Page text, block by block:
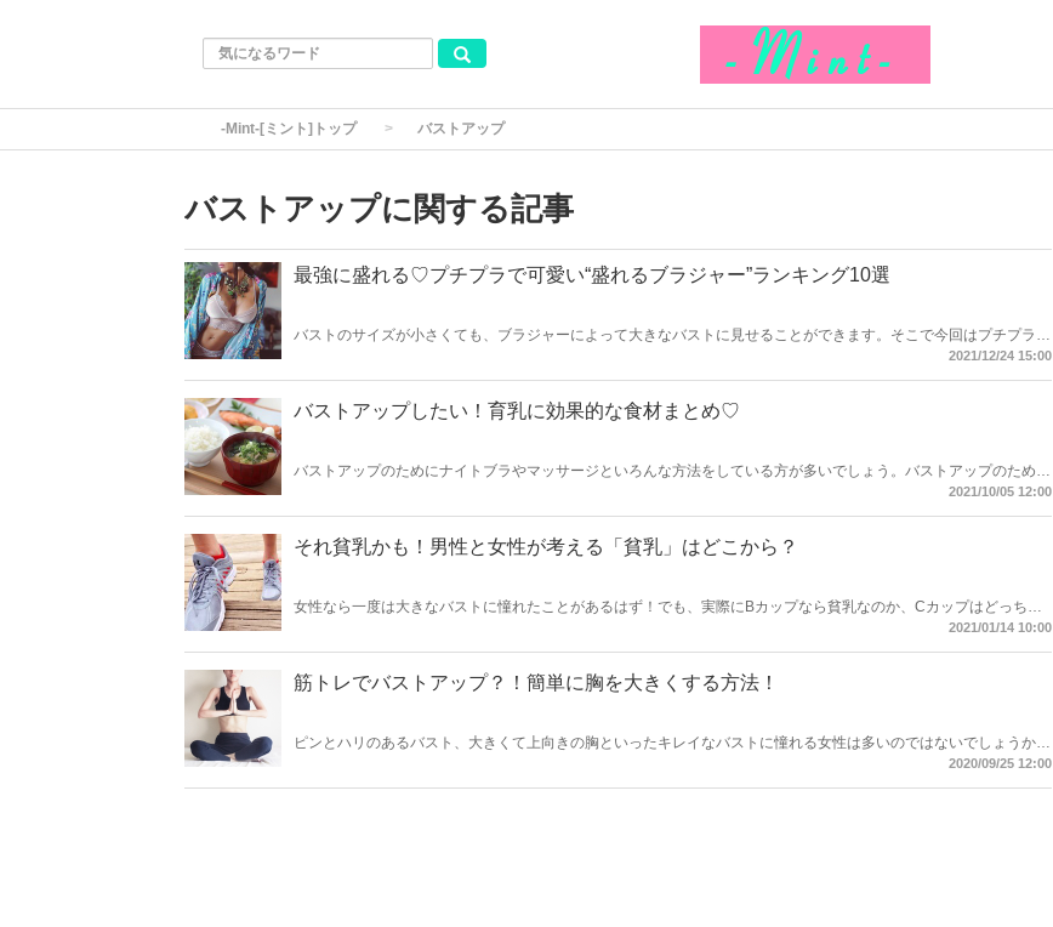
-Mint-[ミント]トップ バストアップ
バストアップに関する記事
最強に盛れる♡プチプラで可愛い“盛れるブラジャー”ランキング10選
バストのサイズが小さくても、ブラジャーによって大きなバストに見せることができます。そこで今回はプチプラで
可愛い“盛れるブラジャー”をご紹介！特に盛れるブラジャーを多く取り扱っている下着ブランドを早速チェックして
2021/12/24 15:00
バストアップしたい！育乳に効果的な食材まとめ♡
バストアップのためにナイトブラやマッサージといろんな方法をしている方が多いでしょう。バストアップのために
2021/10/05 12:00
それ貧乳かも！男性と女性が考える「貧乳」はどこから？
女性なら一度は大きなバストに憧れたことがあるはず！でも、実際にBカップなら貧乳なのか、Cカップはどっちな
のか「貧乳はどこから？」とその定義は曖昧です。今回は男性と女性が考える貧乳のポイント、そして貧乳だからこ
2021/01/14 10:00
筋トレでバストアップ？！簡単に胸を大きくする方法！
ピンとハリのあるバスト、大きくて上向きの胸といったキレイなバストに憧れる女性は多いのではないでしょうか？
2020/09/25 12:00